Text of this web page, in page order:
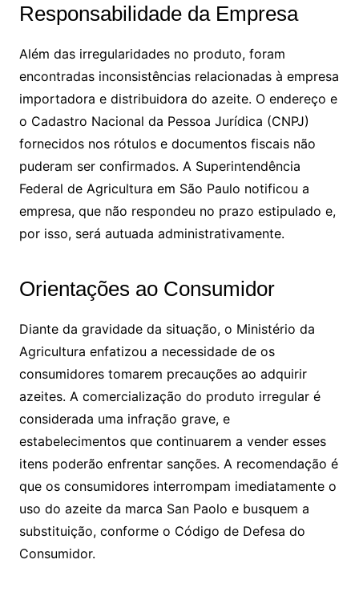
Responsabilidade da Empresa
Além das irregularidades no produto, foram
encontradas inconsistências relacionadas à empresa
importadora e distribuidora do azeite. O endereço e
o Cadastro Nacional da Pessoa Jurídica (CNPJ)
fornecidos nos rótulos e documentos fiscais não
puderam ser confirmados. A Superintendência
Federal de Agricultura em São Paulo notificou a
empresa, que não respondeu no prazo estipulado e,
por isso, será autuada administrativamente.
Orientações ao Consumidor
Diante da gravidade da situação, o Ministério da
Agricultura enfatizou a necessidade de os
consumidores tomarem precauções ao adquirir
azeites. A comercialização do produto irregular é
considerada uma infração grave, e
estabelecimentos que continuarem a vender esses
itens poderão enfrentar sanções. A recomendação é
que os consumidores interrompam imediatamente o
uso do azeite da marca San Paolo e busquem a
substituição, conforme o Código de Defesa do
Consumidor.